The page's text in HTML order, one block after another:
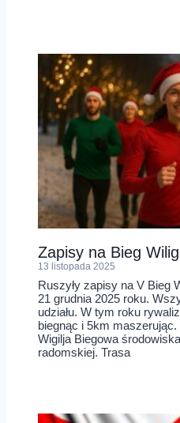
Zapisy na Bieg
13 listopada 2025
Ruszyły zapisy na V Bieg
21 grudnia 2025 roku.
udziału. W tym roku
biegnąc i 5km
Wigilja Biegowa
radomskiej. Trasa